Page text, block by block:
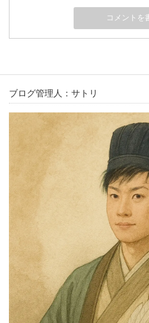
ブログ管理人：サトリ